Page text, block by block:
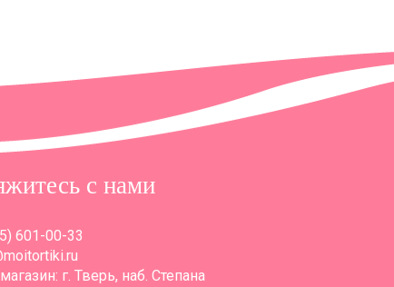
с нами
601-00-33
г. Тверь, наб. Степана